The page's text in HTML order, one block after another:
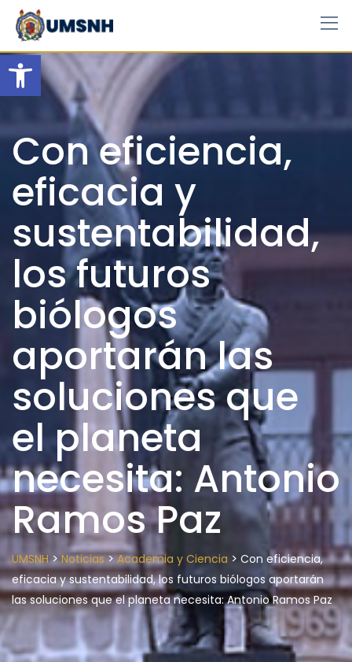
Open toolbar
Skip
content
Con eficiencia,
eficacia y
sustentabilidad,
los futuros
biólogos
aportarán las
soluciones que
el planeta
necesita: Antonio
Ramos Paz
UMSNH> Noticias>Academia y Ciencia > Con eficiencia,
eficacia y sustentabilidad, los futuros biólogos aportarán
las soluciones que el planeta necesita: Antonio Ramos Paz